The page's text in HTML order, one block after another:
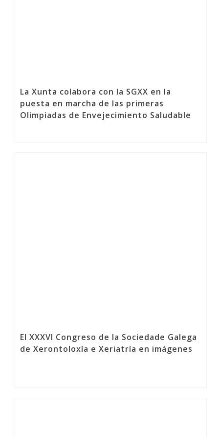
La Xunta colabora con la SGXX en la
puesta en marcha de las primeras
Olimpiadas de Envejecimiento Saludable
El XXXVI Congreso de la Sociedade Galega
de Xerontoloxía e Xeriatría en imágenes